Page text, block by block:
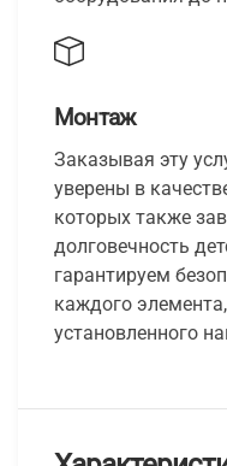
Монтаж
Заказывая эту
уверены в
которых также
долговечность
гарантируем
каждого
установленного